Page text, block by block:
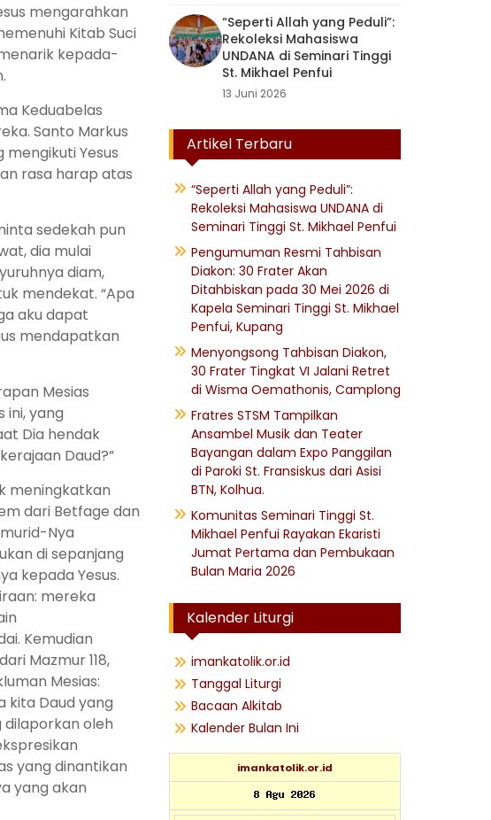
mengarahkan
Kitab Suci
kepada-
Keduabelas
Santo Markus
Yesus
rasa harap atas
sedekah pun
dia mulai
diam,
mendekat. “Apa
aku dapat
mendapatkan
Mesias
ini, yang
Dia hendak
Daud?”
meningkatkan
dari Betfage dan
Nya
di sepanjang
kepada Yesus.
mereka
Kemudian
Mazmur 118,
Mesias:
kita Daud yang
dilaporkan oleh
yang dinantikan
yang akan
“Seperti Allah yang Peduli”:
Rekoleksi Mahasiswa
UNDANA di Seminari Tinggi
St. Mikhael Penfui
13 Juni 2026
Artikel Terbaru
“Seperti Allah yang Peduli”:
Rekoleksi Mahasiswa UNDANA di
Seminari Tinggi St. Mikhael Penfui
Pengumuman Resmi Tahbisan
Diakon: 30 Frater Akan
Ditahbiskan pada 30 Mei 2026 di
Kapela Seminari Tinggi St. Mikhael
Penfui, Kupang
Menyongsong Tahbisan Diakon,
30 Frater Tingkat VI Jalani Retret
di Wisma Oemathonis, Camplong
Fratres STSM Tampilkan
Ansambel Musik dan Teater
Bayangan dalam Expo Panggilan
di Paroki St. Fransiskus dari Asisi
BTN, Kolhua.
Komunitas Seminari Tinggi St.
Mikhael Penfui Rayakan Ekaristi
Jumat Pertama dan Pembukaan
Bulan Maria 2026
Kalender Liturgi
imankatolik.or.id
Tanggal Liturgi
Bacaan Alkitab
Kalender Bulan Ini
imankatolik.or.id